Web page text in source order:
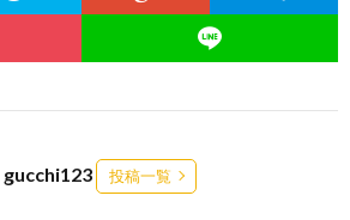
投稿一覧